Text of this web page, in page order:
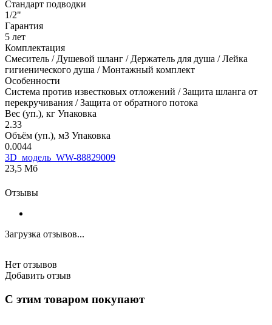
Стандарт подводки
1/2"
Гарантия
5 лет
Комплектация
Смеситель / Душевой шланг / Держатель для душа / Лейка
гигиенического душа / Монтажный комплект
Особенности
Система против известковых отложений / Защита шланга от
перекручивания / Защита от обратного потока
Вес (уп.), кг Упаковка
2.33
Объём (уп.), м3 Упаковка
0.0044
3D_модель_WW-88829009
23,5 Мб
Отзывы
Загрузка отзывов...
Нет отзывов
Добавить отзыв
С этим товаром покупают